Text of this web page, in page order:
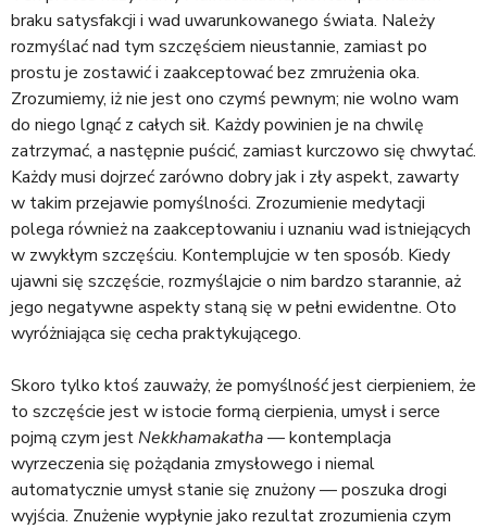
braku satysfakcji i wad uwarunkowanego świata. Należy
rozmyślać nad tym szczęściem nieustannie, zamiast po
prostu je zostawić i zaakceptować bez zmrużenia oka.
Zrozumiemy, iż nie jest ono czymś pewnym; nie wolno wam
do niego lgnąć z całych sił. Każdy powinien je na chwilę
zatrzymać, a następnie puścić, zamiast kurczowo się chwytać.
Każdy musi dojrzeć zarówno dobry jak i zły aspekt, zawarty
w takim przejawie pomyślności. Zrozumienie medytacji
polega również na zaakceptowaniu i uznaniu wad istniejących
w zwykłym szczęściu. Kontemplujcie w ten sposób. Kiedy
ujawni się szczęście, rozmyślajcie o nim bardzo starannie, aż
jego negatywne aspekty staną się w pełni ewidentne. Oto
wyróżniająca się cecha praktykującego.
Skoro tylko ktoś zauważy, że pomyślność jest cierpieniem, że
to szczęście jest w istocie formą cierpienia, umysł i serce
pojmą czym jestNekkhamakatha— kontemplacja
wyrzeczenia się pożądania zmysłowego i niemal
automatycznie umysł stanie się znużony — poszuka drogi
wyjścia. Znużenie wypłynie jako rezultat zrozumienia czym